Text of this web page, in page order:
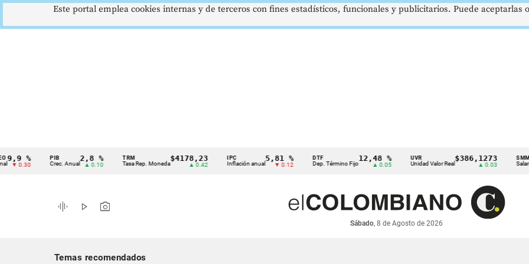
Cintillo
indicadores
económicos
% PIB
Crec. Anual
2,8 %
▲ 0.10
TRM
Tasa Rep. Moneda
$4178,23
▲ 0.42
IPC
Inflación anual
5,81 %
▼ 0.12
DTF
Dep. Término Fijo
12,48 %
▲ 0.05
UVR
Unidad Valor Real
$386,1273 SMMLV
Salario
graphic_eq play_arrow photo_camera
Sábado, 8 de Agosto de 2026
Temas recomendados
Este portal emplea cookies internas y de terceros con fines estadísticos, funcionales y publicitarios. Puede aceptarlas